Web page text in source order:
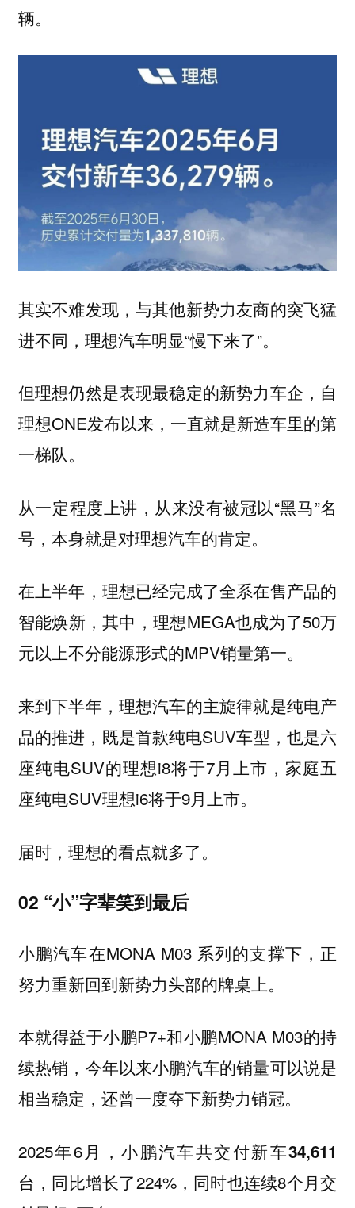
辆。
其实不难发现，与其他新势力友商的突飞猛
进不同，理想汽车明显“慢下来了”。
但理想仍然是表现最稳定的新势力车企，自
理想ONE发布以来，一直就是新造车里的第
一梯队。
从一定程度上讲，从来没有被冠以“黑马”名
号，本身就是对理想汽车的肯定。
在上半年，理想已经完成了全系在售产品的
智能焕新，其中，理想MEGA也成为了50万
元以上不分能源形式的MPV销量第一。
来到下半年，理想汽车的主旋律就是纯电产
品的推进，既是首款纯电SUV车型，也是六
座纯电SUV的理想i8将于7月上市，家庭五
座纯电SUV理想i6将于9月上市。
届时，理想的看点就多了。
02 “小”字辈笑到最后
小鹏汽车在MONA M03 系列的支撑下，正
努力重新回到新势力头部的牌桌上。
本就得益于小鹏P7+和小鹏MONA M03的持
续热销，今年以来小鹏汽车的销量可以说是
相当稳定，还曾一度夺下新势力销冠。
2025年6月，小鹏汽车共交付新车34,611
台 ，同比增长了224%，同时也连续8个月交